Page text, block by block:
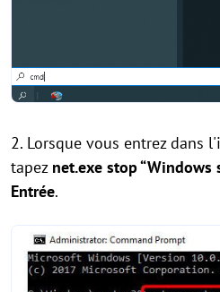
2. Lorsque vous entrez dans
tapez net.exe stop “Windows
Entrée.